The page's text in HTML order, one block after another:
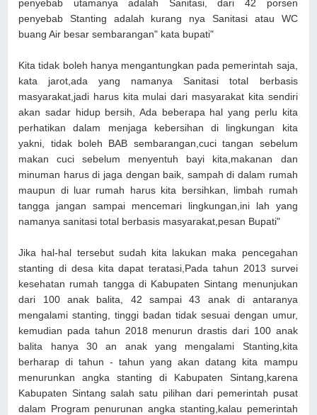
penyebab utamanya adalah Sanitasi, dari 42 porsen
penyebab Stanting adalah kurang nya Sanitasi atau WC
buang Air besar sembarangan" kata bupati"
Kita tidak boleh hanya mengantungkan pada pemerintah saja,
kata jarot,ada yang namanya Sanitasi total berbasis
masyarakat,jadi harus kita mulai dari masyarakat kita sendiri
akan sadar hidup bersih, Ada beberapa hal yang perlu kita
perhatikan dalam menjaga kebersihan di lingkungan kita
yakni, tidak boleh BAB sembarangan,cuci tangan sebelum
makan cuci sebelum menyentuh bayi kita,makanan dan
minuman harus di jaga dengan baik, sampah di dalam rumah
maupun di luar rumah harus kita bersihkan, limbah rumah
tangga jangan sampai mencemari lingkungan,ini lah yang
namanya sanitasi total berbasis masyarakat,pesan Bupati"
Jika hal-hal tersebut sudah kita lakukan maka pencegahan
stanting di desa kita dapat teratasi,Pada tahun 2013 survei
kesehatan rumah tangga di Kabupaten Sintang menunjukan
dari 100 anak balita, 42 sampai 43 anak di antaranya
mengalami stanting, tinggi badan tidak sesuai dengan umur,
kemudian pada tahun 2018 menurun drastis dari 100 anak
balita hanya 30 an anak yang mengalami Stanting,kita
berharap di tahun - tahun yang akan datang kita mampu
menurunkan angka stanting di Kabupaten Sintang,karena
Kabupaten Sintang salah satu pilihan dari pemerintah pusat
dalam Program penurunan angka stanting,kalau pemerintah